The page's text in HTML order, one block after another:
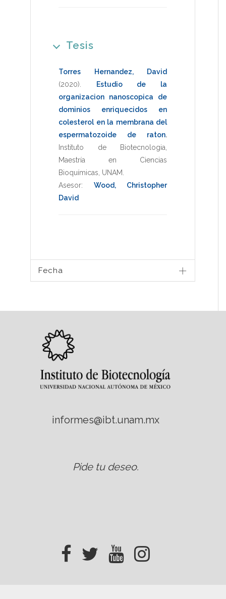
Tesis
Torres Hernandez, David
(2020)
Estudio de la
organizacion nanoscopica de
dominios enriquecidos en
colesterol en la membrana del
espermatozoide de raton.
Instituto de Biotecnologia
Maestría en Ciencias
Bioquímicas UNAM
Asesor: Wood, Christopher
David
Fecha
informes@ibt.unam.mx
Pide tu deseo.